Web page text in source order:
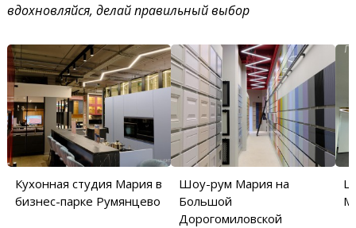
вдохновляйся, делай правильный выбор
Кухонная студия Мария в
бизнес-парке Румянцево
Шоу-рум Мария на
Большой
Дорогомиловской